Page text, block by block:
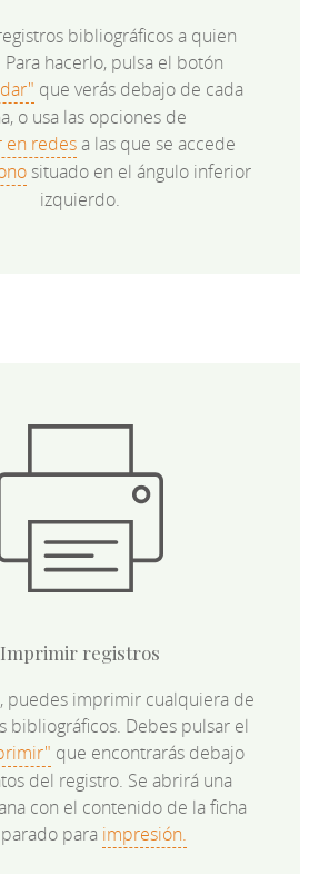
bibliográficos a quien
Para hacerlo, pulsa el botón
que verás debajo de cada
o usa las opciones de
en redesa las que se accede
situado en el ángulo inferior
izquierdo.
Imprimir registros
puedes imprimir cualquiera de
bibliográficos. Debes pulsar el
que encontrarás debajo
del registro. Se abrirá una
con el contenido de la ficha
para impresión.